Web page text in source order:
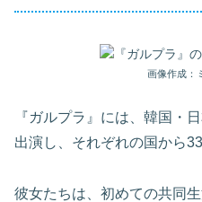
画像作成：
『ガルプラ』には、韓国・
出演し、それぞれの国から
彼女たちは、初めての共同